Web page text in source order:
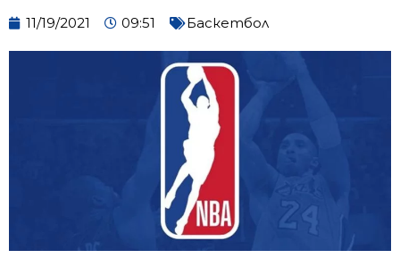
11/19/2021 09:51 Баскетбол